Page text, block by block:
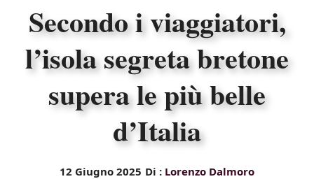
Secondo i viaggiatori,
l’isola segreta bretone
supera le più belle
d’Italia
12 Giugno 2025 Di : Lorenzo Dalmoro